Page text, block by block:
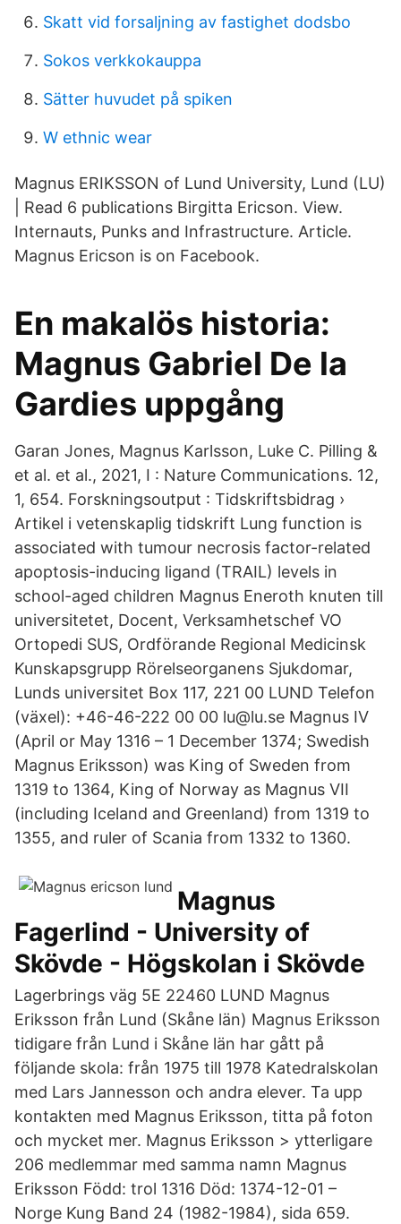
Skatt vid forsaljning av fastighet dodsbo
Sokos verkkokauppa
Sätter huvudet på spiken
W ethnic wear
Magnus ERIKSSON of Lund University, Lund (LU)
| Read 6 publications Birgitta Ericson. View.
Internauts, Punks and Infrastructure. Article.
Magnus Ericson is on Facebook.
En makalös historia:
Magnus Gabriel De la
Gardies uppgång
Garan Jones, Magnus Karlsson, Luke C. Pilling &
et al. et al., 2021, I : Nature Communications. 12,
1, 654. Forskningsoutput : Tidskriftsbidrag ›
Artikel i vetenskaplig tidskrift Lung function is
associated with tumour necrosis factor-related
apoptosis-inducing ligand (TRAIL) levels in
school-aged children Magnus Eneroth knuten till
universitetet, Docent, Verksamhetschef VO
Ortopedi SUS, Ordförande Regional Medicinsk
Kunskapsgrupp Rörelseorganens Sjukdomar,
Lunds universitet Box 117, 221 00 LUND Telefon
(växel): +46-46-222 00 00 lu@lu.se Magnus IV
(April or May 1316 – 1 December 1374; Swedish
Magnus Eriksson) was King of Sweden from
1319 to 1364, King of Norway as Magnus VII
(including Iceland and Greenland) from 1319 to
1355, and ruler of Scania from 1332 to 1360.
Magnus
Fagerlind - University of
Skövde - Högskolan i Skövde
Lagerbrings väg 5E 22460 LUND Magnus
Eriksson från Lund (Skåne län) Magnus Eriksson
tidigare från Lund i Skåne län har gått på
följande skola: från 1975 till 1978 Katedralskolan
med Lars Jannesson och andra elever. Ta upp
kontakten med Magnus Eriksson, titta på foton
och mycket mer. Magnus Eriksson > ytterligare
206 medlemmar med samma namn Magnus
Eriksson Född: trol 1316 Död: 1374-12-01 –
Norge Kung Band 24 (1982-1984), sida 659.